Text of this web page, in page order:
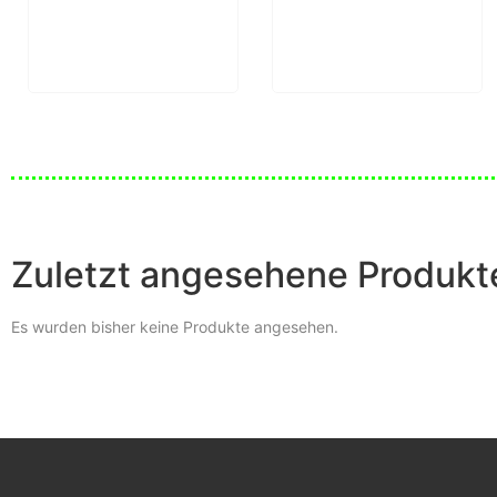
Zuletzt angesehene
Es wurden bisher keine Produkte angesehen.